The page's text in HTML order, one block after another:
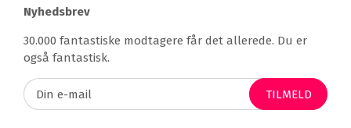
Nyhedsbrev
30.000 fantastiske modtagere får det allerede. Du er
også fantastisk.
TILMELD